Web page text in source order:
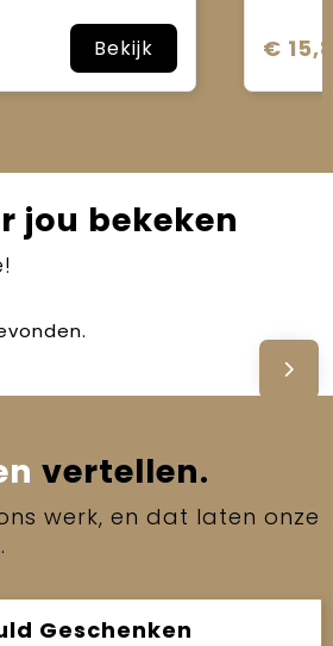
Bekijk €
jou bekeken
vertellen.
werk, en dat laten onze
Geschenken